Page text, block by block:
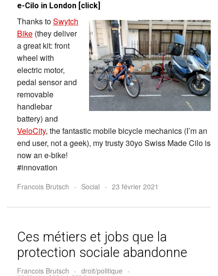
e-Cilo in London [click]
Thanks toSwytch
Bike (they deliver
a great kit: front
wheel with
electric motor,
pedal sensor and
removable
handlebar
battery) and
VeloCity, the fantastic mobile bicycle mechanics (I’m an
end user, not a geek), my trusty 30yo Swiss Made Cilo is
now an e-bike!
#innovation
Francois Brutsch - Social - 23 février 2021
Ces métiers et jobs que la
protection sociale abandonne
Francois Brutsch - droit/politique -